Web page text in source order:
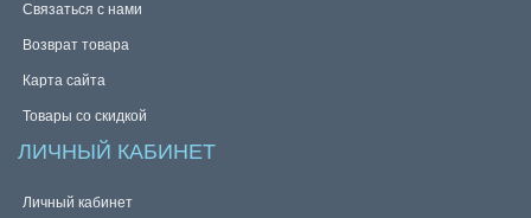
Связаться с нами
Возврат товара
Карта сайта
Товары со скидкой
ЛИЧНЫЙ КАБИНЕТ
Личный кабинет